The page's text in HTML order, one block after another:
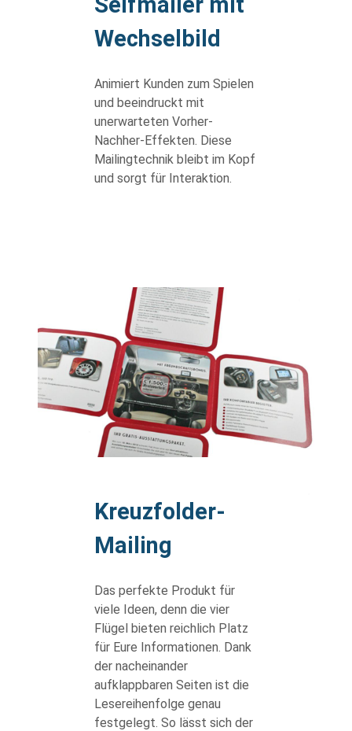
Wechselbild
Animiert Kunden zum Spielen
und beeindruckt mit
unerwarteten Vorher-
Nachher-Effekten. Diese
Mailingtechnik bleibt im Kopf
und sorgt für Interaktion.
body
Kreuzfolder-
Mailing
Das perfekte Produkt für
viele Ideen, denn die vier
Flügel bieten reichlich Platz
für Eure Informationen. Dank
der nacheinander
aufklappbaren Seiten ist die
Lesereihenfolge genau
festgelegt. So lässt sich der